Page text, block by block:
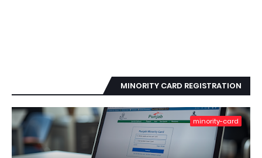
MINORITY CARD REGISTRATION
minority-card